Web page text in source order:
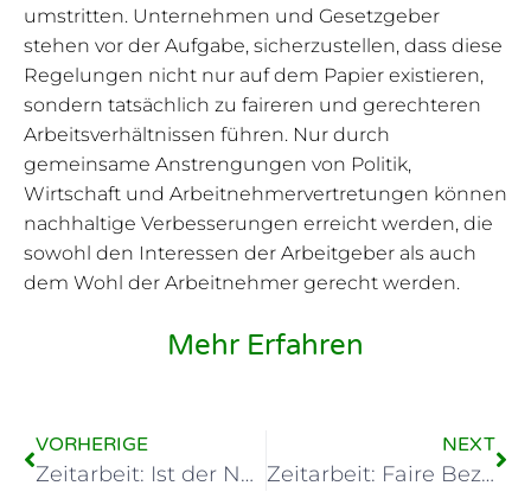
umstritten. Unternehmen und Gesetzgeber
stehen vor der Aufgabe, sicherzustellen, dass diese
Regelungen nicht nur auf dem Papier existieren,
sondern tatsächlich zu faireren und gerechteren
Arbeitsverhältnissen führen. Nur durch
gemeinsame Anstrengungen von Politik,
Wirtschaft und Arbeitnehmervertretungen können
nachhaltige Verbesserungen erreicht werden, die
sowohl den Interessen der Arbeitgeber als auch
dem Wohl der Arbeitnehmer gerecht werden.
Mehr Erfahren
VORHERIGE
Zeitarbeit: Ist der Nettoverdienst wirklich gerecht?
NEXT
Zeitarbeit: Faire Bezahlung oder Ausbeutung? Ein Blick darauf